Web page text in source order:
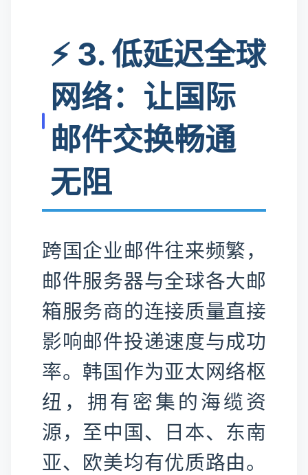
⚡ 3. 低延迟全球
网络：让国际
邮件交换畅通
无阻
跨国企业邮件往来频繁，
邮件服务器与全球各大邮
箱服务商的连接质量直接
影响邮件投递速度与成功
率。韩国作为亚太网络枢
纽，拥有密集的海缆资
源，至中国、日本、东南
亚、欧美均有优质路由。